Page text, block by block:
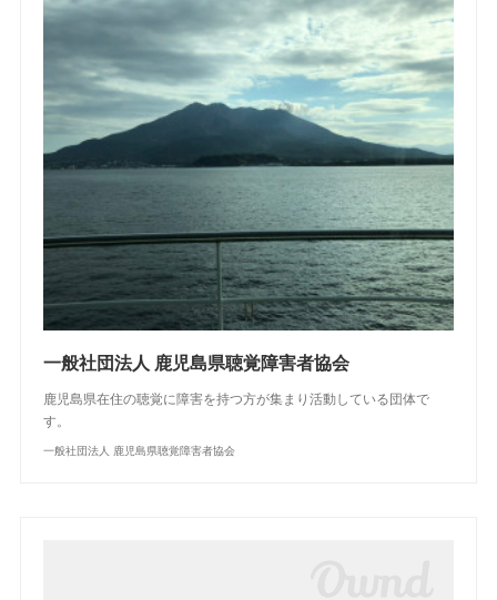
一般社団法人 鹿児島県聴覚障害者協会
鹿児島県在住の聴覚に障害を持つ方が集まり活動している団体で
す。
一般社団法人 鹿児島県聴覚障害者協会